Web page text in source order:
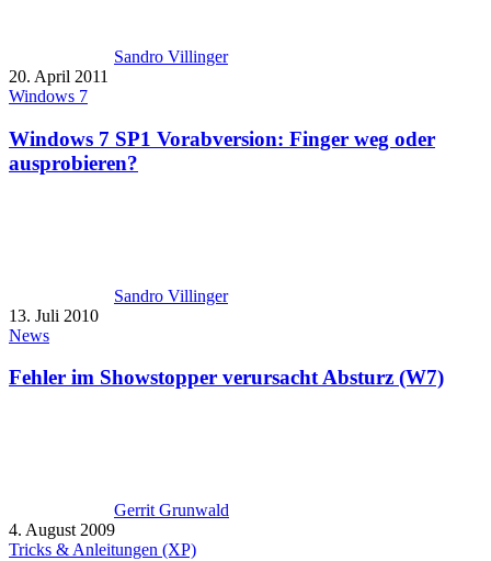
Sandro Villinger
20. April 2011
Windows 7
Windows 7 SP1 Vorabversion: Finger weg oder
ausprobieren?
Sandro Villinger
13. Juli 2010
News
Fehler im Showstopper verursacht Absturz (W7)
Gerrit Grunwald
4. August 2009
Tricks & Anleitungen (XP)